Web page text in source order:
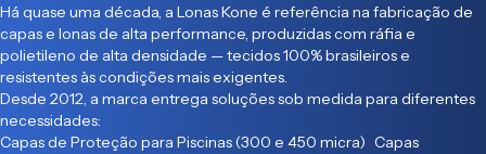
Há quase uma década, a Lonas Kone é referência na fabricação de
capas e lonas de alta performance, produzidas com ráfia e
polietileno de alta densidade — tecidos 100% brasileiros e
resistentes às condições mais exigentes.
Desde 2012, a marca entrega soluções sob medida para diferentes
necessidades:
Capas de Proteção para Piscinas (300 e 450 micra) Capas